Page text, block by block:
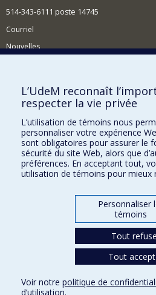
514-343-6111 poste 14745
Courriel
Nouvelles
Comment soutenir le Département?
BESOIN D'AIDE?
Plan du site
Signaler une erreur
Accessibilité
FACULTÉ DES ARTS ET DES SCIENCES
Nos départements et écoles
Conditions d’utilisation
L’UdeM reconnaît
respecter la vie privée
L’utilisation de témoins nous
personnaliser votre expérience
sont obligatoires pour assurer le
sécurité du site Web, alors que
préférences. En acceptant tout,
utilisation de témoins pour mieux
Personnaliser
témoins
Tout
Tout
Voir notre politique de
d’utilisation.